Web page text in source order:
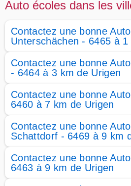
Auto écoles dans les
Contactez une bonne
Unterschächen - 6465 à
Contactez une bonne
- 6464 à 3 km de Urigen
Contactez une bonne
6460 à 7 km de Urigen
Contactez une bonne
Schattdorf - 6469 à 9 km
Contactez une bonne
6463 à 9 km de Urigen